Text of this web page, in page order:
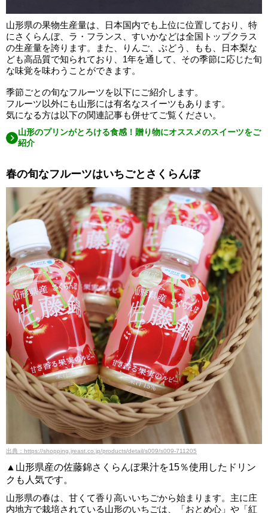
山形県の果物生産量は、日本国内でも上位に位置しており、特
にさくらんぼ、ラ・フランス、すいかなどは全国トップクラス
の生産量を誇ります。また、りんご、ぶどう、もも、日本梨な
ども高品質で知られており、1年を通して、その季節に応じた旬
な味覚を味わうことができます。
季節ごとの旬なフルーツを以下にご紹介します。
フルーツ以外にも山形には有名なスイーツもあります。
気になる方は以下の関連記事も併せてご覧ください。
山形のプリンがとろける食感！贈り物にオススメのスイーツをご
紹介
春の旬なフルーツはいちごとさくらんぼ
出典：https://shopping.jreast.co.jp/products/detail/s009/s009-711205
▲山形県産の佐藤錦さくらんぼ果汁を15％使用したドリン
クも人気です。
山形県の春は、甘くて香り高いいちごから始まります。主に庄
内地方で栽培されている山形のいちごは、「おとめ心」や「紅